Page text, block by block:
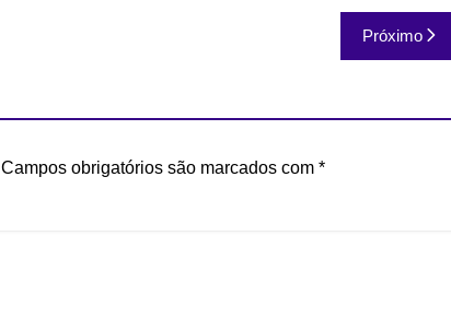
Próximo
Campos obrigatórios são marcados com *